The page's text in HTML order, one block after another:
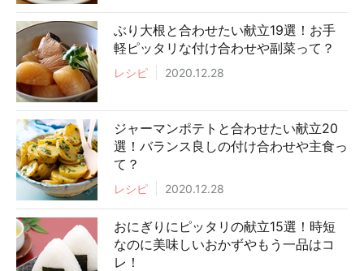
ぶり大根と合わせたい献立19選！お手
軽ピッタリな付け合わせや副菜って？
レシピ 2020.12.28
ジャーマンポテトと合わせたい献立20
選！バランス良しの付け合わせや主食っ
て？
レシピ 2020.12.28
おにぎりにピッタリの献立15選！時短
なのに美味しいおかずやもう一品はコ
レ！